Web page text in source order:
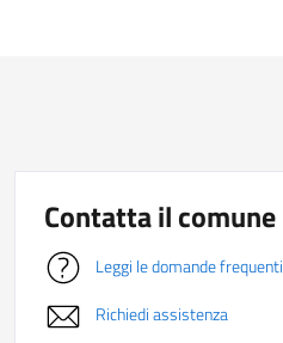
Contatta il comune
Leggi le domande frequenti
Richiedi assistenza